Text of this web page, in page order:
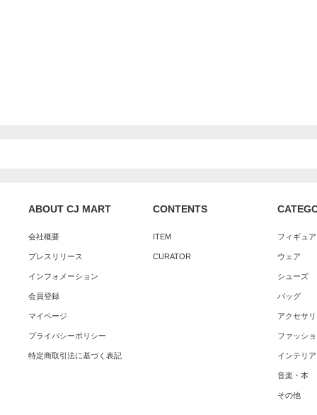
ABOUT CJ MART
会社概要
プレスリリース
インフォメーション
会員登録
マイページ
プライバシーポリシー
特定商取引法に基づく表記
CONTENTS
ITEM
CURATOR
フィギュ
ウェア
シューズ
バッグ
アクセサ
ファッシ
インテリア
音楽・本
その他